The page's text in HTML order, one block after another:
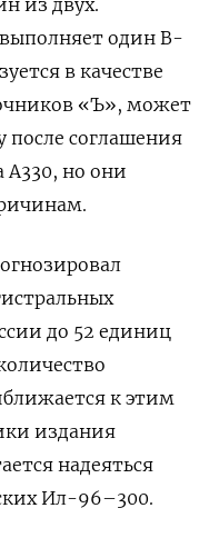
один B-
в качестве
«Ъ», может
после соглашения
A330, но они
до 52 единиц
к этим
издания
надеяться
Ил-96–300.